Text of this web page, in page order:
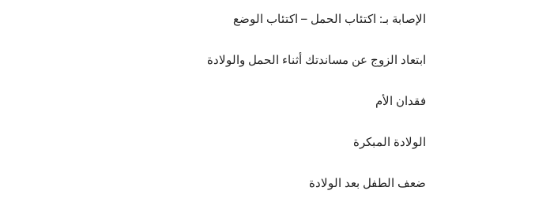
الإصابة بـ: اكتئاب الحمل – اكتئاب الوضع
ابتعاد الزوج عن مساندتك أثناء الحمل والولادة
فقدان الأم
الولادة المبكرة
ضعف الطفل بعد الولادة